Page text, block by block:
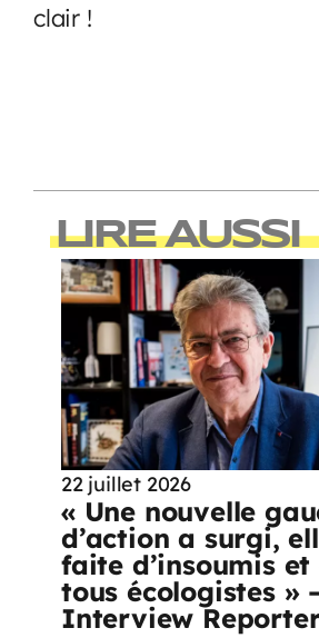
clair !
LIRE AUSSI
22 juillet 2026
« Une nouvelle
d’action a surgi,
faite d’insoumis
tous écologistes »
Interview